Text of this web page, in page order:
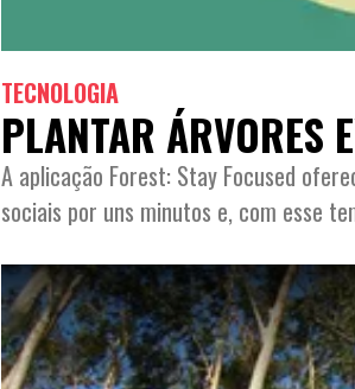
TECNOLOGIA
PLANTAR ÁRVORES
A aplicação Forest: Stay Focused
sociais por uns minutos e, com esse